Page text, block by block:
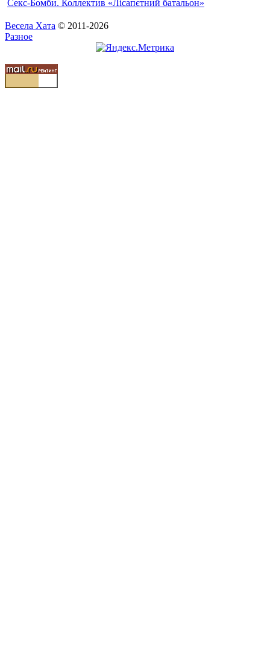
Ceкс-Бомби. Коллектив «Лісапєтний батальон»
Весела Хата © 2011-2026
Разное